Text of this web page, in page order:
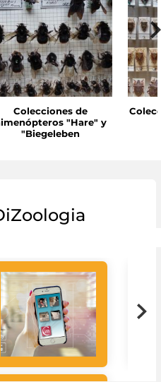
Colecciones de
"Hare" y
"Biegeleben